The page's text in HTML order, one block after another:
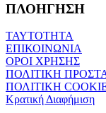
ΠΛΟΗΓΗΣΗ
ΤΑΥΤΟΤΗΤΑ
ΕΠΙΚΟΙΝΩΝΙΑ
ΟΡΟΙ ΧΡΗΣΗΣ
ΠΟΛΙΤΙΚΗ
ΠΟΛΙΤΙΚΗ
Κρατική Διαφήμιση